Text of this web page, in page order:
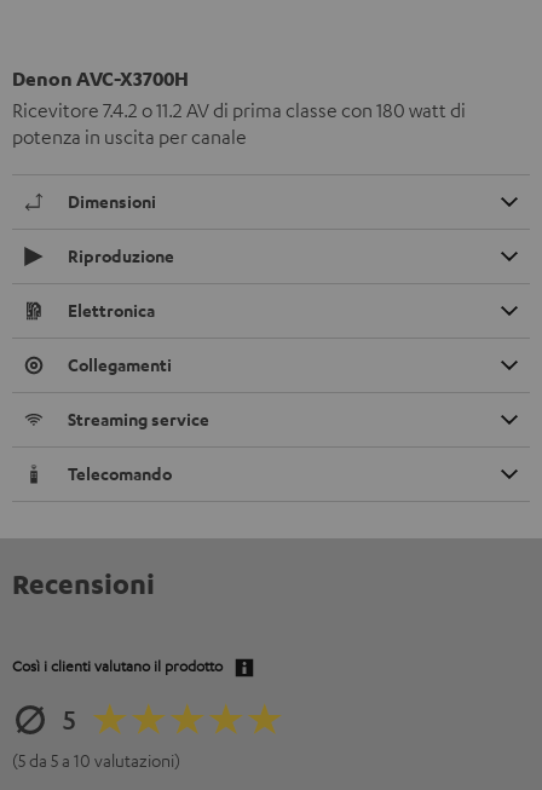
Denon AVC-X3700H
Ricevitore 7.4.2 o 11.2 AV di prima classe con 180 watt di
potenza in uscita per canale
Dimensioni
Riproduzione
Elettronica
Collegamenti
Streaming service
Telecomando
Recensioni
Così i clienti valutano il prodotto
5
(5 da 5 a 10 valutazioni)